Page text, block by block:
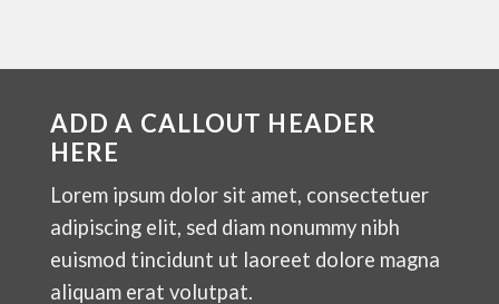
ADD A CALLOUT HEADER
HERE
Lorem ipsum dolor sit amet, consectetuer
adipiscing elit, sed diam nonummy nibh
euismod tincidunt ut laoreet dolore magna
aliquam erat volutpat.